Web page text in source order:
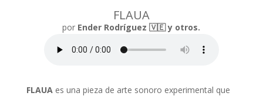
FLAUA
por Ender Rodríguez 🇻🇪 y otros.
FLAUAes una pieza de arte sonoro experimental que